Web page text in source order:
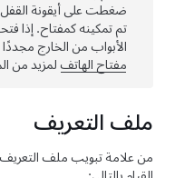
ضغطت على أيقونة القفل من
تم تمكينه كمفتاح. إذا
الأبواب من الخارج مجددًا
مفتاح الهاتفلمزيد من
ملف التعريف
من علامة تبويب ملف التعريف